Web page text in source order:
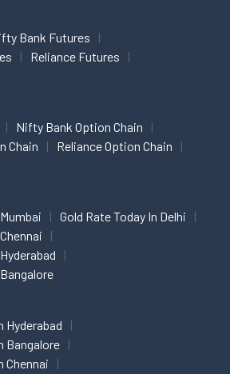
Bank Futures
Reliance Futures
Nifty Bank Option Chain
Chain
Reliance Option Chain
Gold Rate Today In Delhi
Hyderabad
Bangalore
Chennai